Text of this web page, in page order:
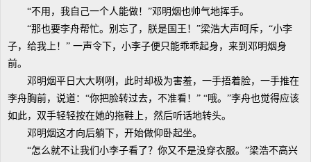
“不用，我自己一个人能做！”邓明烟也帅气地挥手。
“那也要李舟帮忙。别忘了，朕是国王！”梁浩大声呵斥，“小李
子，给我上！” 一声令下，小李子便只能乖乖起身，来到邓明烟身
前。
邓明烟平日大大咧咧，此时却极为害羞，一手捂着脸，一手推在
李舟胸前，说道：“你把脸转过去，不准看！” “哦。”李舟也觉得应该
如此，双手轻轻按在她的拖鞋上，然后听话地转头。
邓明烟这才向后躺下，开始做仰卧起坐。
“怎么就不让我们小李子看了？你又不是没穿衣服。”梁浩不高兴